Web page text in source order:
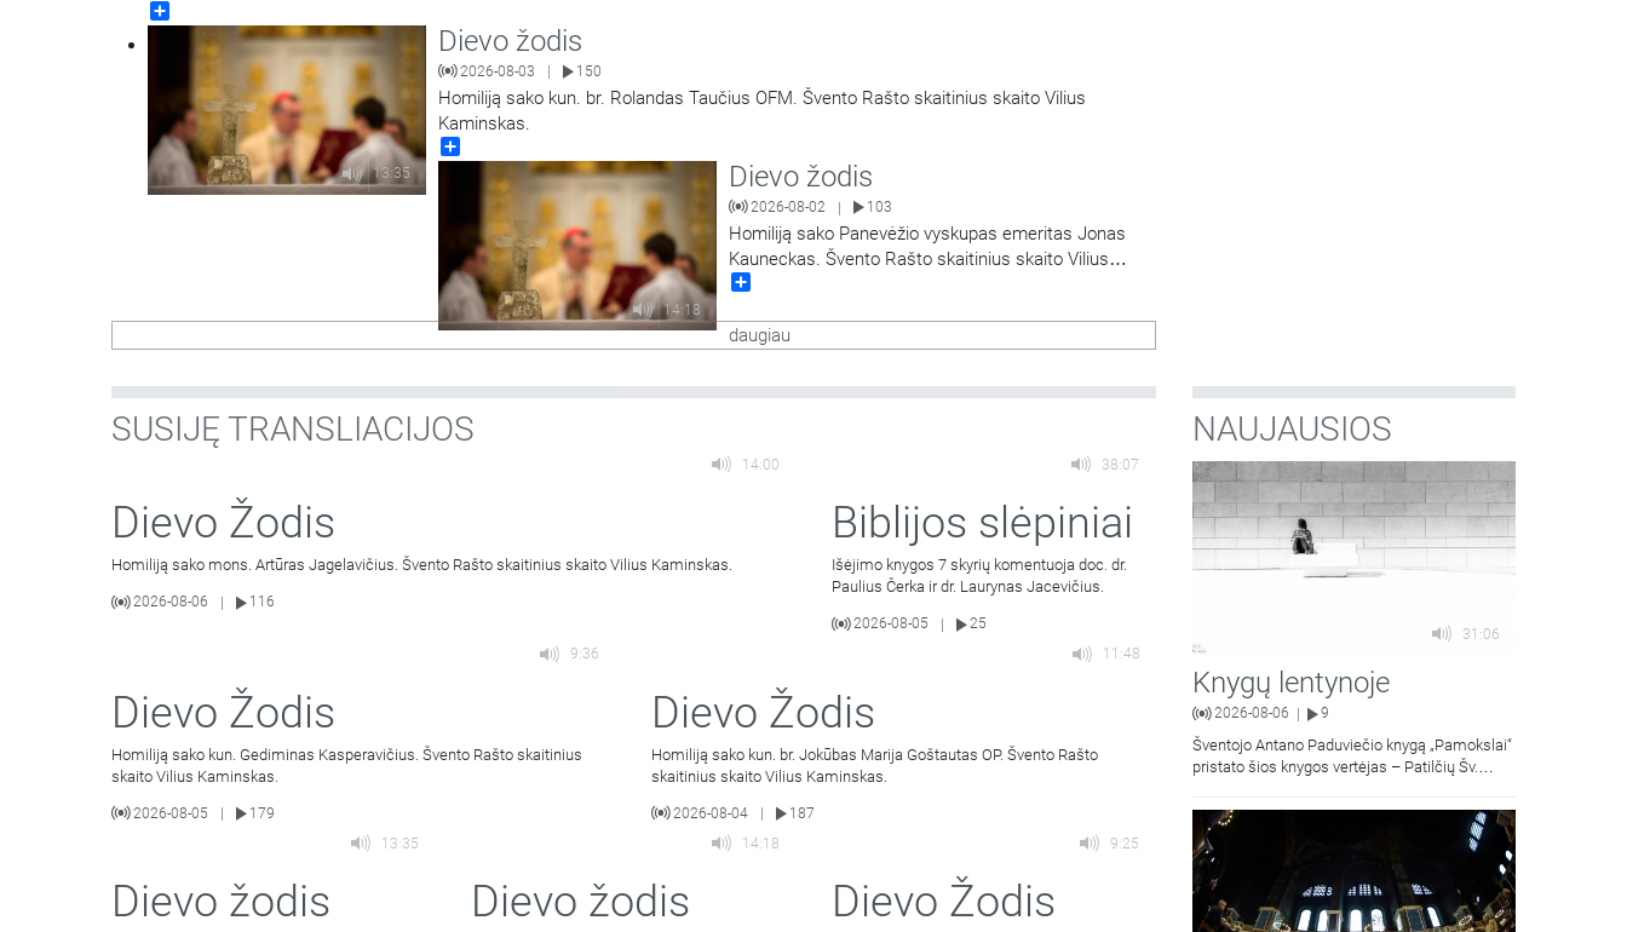
13:35
Dievo žodis
2026-08-03 150
Homiliją sako kun. br. Rolandas Taučius OFM. Švento Rašto skaitinius skaito Vilius
Kaminskas.
14:18
Dievo žodis
2026-08-02 | 103
Homiliją sako Panevėžio vyskupas emeritas Jonas
Kauneckas. Švento Rašto skaitinius skaito Vilius
Kaminskas.
daugiau
SUSIJĘ TRANSLIACIJOS
14:00
Dievo Žodis
Homiliją sako mons. Artūras Jagelavičius. Švento Rašto skaitinius skaito Vilius Kaminskas.
2026-08-06 116
38:07
Biblijos slėpiniai
Išėjimo knygos 7 skyrių komentuoja doc. dr.
Paulius Čerka ir dr. Laurynas Jacevičius.
2026-08-05
25
9:36
Dievo Žodis
Homiliją sako kun. Gediminas Kasperavičius. Švento Rašto skaitinius
skaito Vilius Kaminskas.
2026-08-05 179
11:48
Dievo Žodis
Homiliją sako kun. br. Jokūbas Marija Goštautas OP. Švento Rašto
skaitinius skaito Vilius Kaminskas.
2026-08-04
187
13:35
Dievo žodis
14:18
Dievo žodis
9:25
Dievo Žodis
NAUJAUSIOS
31:06
Knygų lentynoje
2026-08-06 9
Šventojo Antano Paduviečio knygą „Pamokslai“
pristato šios knygos vertėjas – Patilčių Šv.
moralinės teologijos dr. Algirdas Petras